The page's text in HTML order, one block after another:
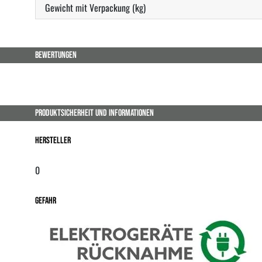
Gewicht mit Verpackung (kg)
BEWERTUNGEN
PRODUKTSICHERHEIT UND INFORMATIONEN
Hersteller
0
Gefahr